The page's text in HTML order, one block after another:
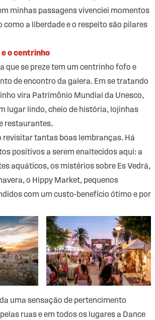
minhas passagens vivenciei momentos
como a liberdade e o respeito são pilares
e o centrinho
que se preze tem um centrinho fofo e
de encontro da galera. Em se tratando
vira Patrimônio Mundial da Unesco,
lugar lindo, cheio de história, lojinhas
restaurantes.
revisitar tantas boas lembranças. Há
positivos a serem enaltecidos aqui: a
aquáticos, os mistérios sobre Es Vedrá,
o Hippy Market, pequenos
com um custo-benefício ótimo e por
uma sensação de pertencimento
ruas e em todos os lugares a Dance